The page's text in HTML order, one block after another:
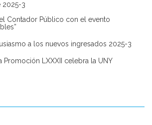
2025-3
Contador Público con el evento
a los nuevos ingresados 2025-3
LXXXII celebra la UNY